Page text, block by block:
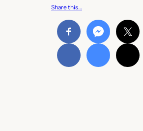
Share this…